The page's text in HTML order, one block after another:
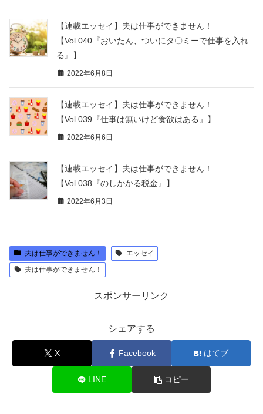
【連載エッセイ】夫は仕事ができません！
【Vol.040『おいたん、ついにタ〇ミーで仕事を入れ
る』】
2022年6月8日
【連載エッセイ】夫は仕事ができません！
【Vol.039『仕事は無いけど食欲はある』】
2022年6月6日
【連載エッセイ】夫は仕事ができません！
【Vol.038『のしかかる税金』】
2022年6月3日
夫は仕事ができません！
エッセイ
夫は仕事ができません！
スポンサーリンク
シェアする
X Facebook はてブ
LINE コピー